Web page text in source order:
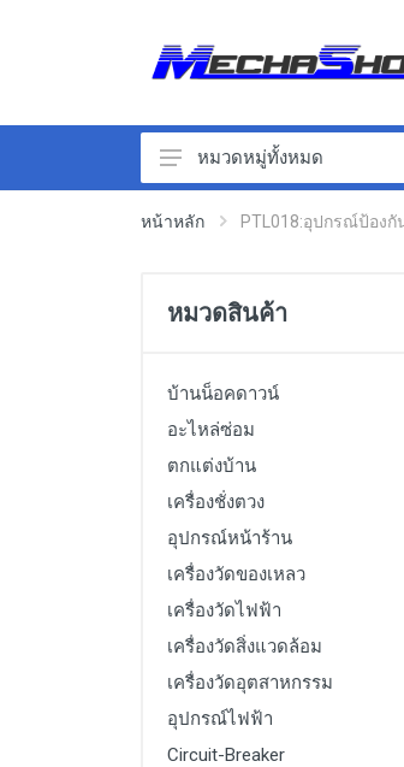
ตกแต่งบ้าน
สวิทซ์ไฟฟ้า
เครื่องวัดสิ่งแวดล้อม
เครื่องวัดไฟฟ้า
มอเตอร์ไฟฟ้า
Packing Machine
หมวดหมู่ทั้งหมด
หน้าหลัก PTL018:อุปกรณ์ป้องกั
หมวดสินค้า
บ้านน็อคดาวน์
อะไหล่ซ่อม
ตกแต่งบ้าน
เครื่องชั่งตวง
อุปกรณ์หน้าร้าน
เครื่องวัดของเหลว
เครื่องวัดไฟฟ้า
เครื่องวัดสิ่งแวดล้อม
เครื่องวัดอุตสาหกรรม
อุปกรณ์ไฟฟ้า
Circuit-Breaker